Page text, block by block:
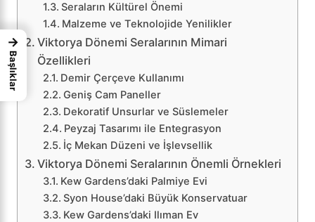
Seraların Kültürel Önemi
Malzeme ve Teknolojide Yenilikler
Viktorya Dönemi Seralarının Mimari
Özellikleri
Demir Çerçeve Kullanımı
Geniş Cam Paneller
Dekoratif Unsurlar ve Süslemeler
Peyzaj Tasarımı ile Entegrasyon
İç Mekan Düzeni ve İşlevsellik
Viktorya Dönemi Seralarının Önemli Örnekleri
Kew Gardens’daki Palmiye Evi
Syon House’daki Büyük Konservatuar
Kew Gardens’daki Ilıman Ev
→
Başlıklar